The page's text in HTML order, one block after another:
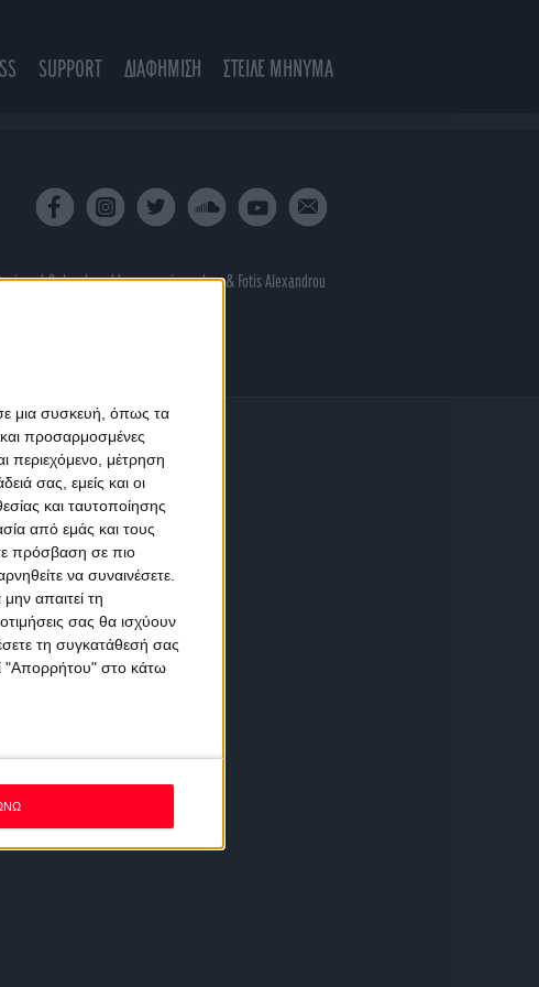
μια συσκευή, όπως τα
προσαρμοσμένες
περιεχόμενο, μέτρηση
σας, εμείς και οι
και ταυτοποίησης
από εμάς και τους
πρόσβαση σε πιο
να συναινέσετε.
απαιτεί τη
σας θα ισχύουν
τη συγκατάθεσή σας
"Απορρήτου" στο κάτω
SUPPORT ΔΙΑΦΗΜΙΣΗ ΣΤΕΙΛΕ ΜΗΝΥΜΑ
& developed byporcupine colors& Fotis Alexandrou